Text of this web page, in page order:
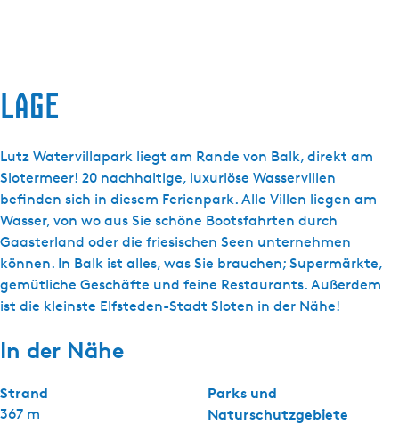
Lage
Lutz Watervillapark liegt am Rande von Balk, direkt am
Slotermeer! 20 nachhaltige, luxuriöse Wasservillen
befinden sich in diesem Ferienpark. Alle Villen liegen am
Wasser, von wo aus Sie schöne Bootsfahrten durch
Gaasterland oder die friesischen Seen unternehmen
können. In Balk ist alles, was Sie brauchen; Supermärkte,
gemütliche Geschäfte und feine Restaurants. Außerdem
ist die kleinste Elfsteden-Stadt Sloten in der Nähe!
In der Nähe
Strand
367 m
Parks und
Naturschutzgebiete